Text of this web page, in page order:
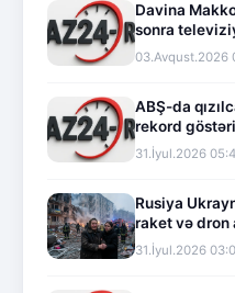
Davina
sonra
03.Avqust.2026
ABŞ-da
rekord
31.İyul.2026
Rusiya
raket və dron
31.İyul.2026